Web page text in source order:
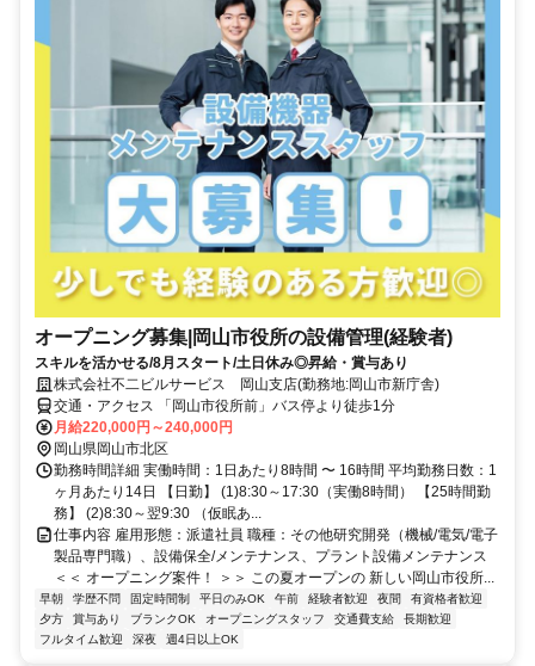
オープニング募集|岡山市役所の設備管理(経験者)
スキルを活かせる/8月スタート/土日休み◎昇給・賞与あり
株式会社不二ビルサービス 岡山支店(勤務地:岡山市新庁舎)
交通・アクセス 「岡山市役所前」バス停より徒歩1分
月給220,000円～240,000円
岡山県岡山市北区
勤務時間詳細 実働時間：1日あたり8時間 〜 16時間 平均勤務日数：1
ヶ月あたり14日 【日勤】 (1)8:30～17:30（実働8時間） 【25時間勤
務】 (2)8:30～翌9:30 （仮眠あ...
仕事内容 雇用形態：派遣社員 職種：その他研究開発（機械/電気/電子
製品専門職）、設備保全/メンテナンス、プラント設備メンテナンス
＜＜ オープニング案件！ ＞＞ この夏オープンの 新しい岡山市役所...
早朝 学歴不問 固定時間制 平日のみOK 午前 経験者歓迎 夜間
有資格者歓迎
夕方
賞与あり ブランクOK オープニングスタッフ 交通費支給
長期歓迎
フルタイム歓迎
深夜 週4日以上OK